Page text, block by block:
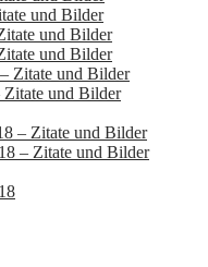
und Bilder
und Bilder
und Bilder
Zitate und Bilder
Zitate und Bilder
– Zitate und Bilder
– Zitate und Bilder